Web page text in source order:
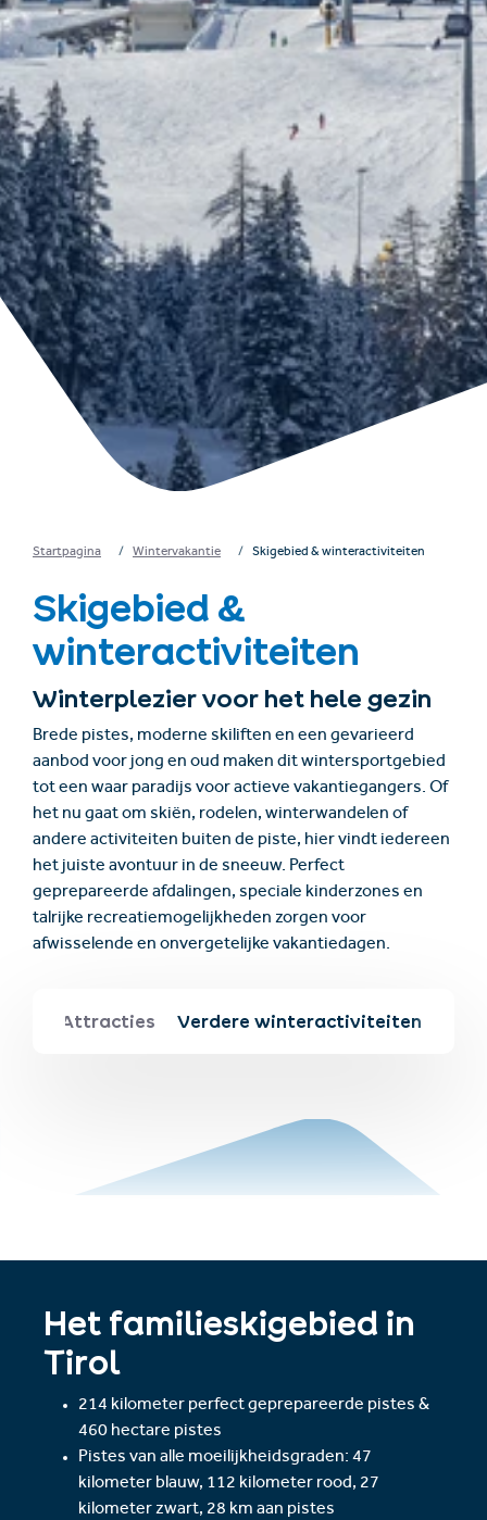
Accommodatie
vinden
Ticket- &
cadeaushop
Nederlands
+43/5476/6239
info@serfaus-fiss-ladis.at
Startpagina Wintervakantie Skigebied & winteractiviteiten
Skigebied &
winteractiviteiten
Winterplezier voor het hele gezin
Brede pistes, moderne skiliften en een gevarieerd
aanbod voor jong en oud maken dit wintersportgebied
tot een waar paradijs voor actieve vakantiegangers. Of
het nu gaat om skiën, rodelen, winterwandelen of
andere activiteiten buiten de piste, hier vindt iedereen
het juiste avontuur in de sneeuw. Perfect
geprepareerde afdalingen, speciale kinderzones en
talrijke recreatiemogelijkheden zorgen voor
afwisselende en onvergetelijke vakantiedagen.
Attracties Verdere winteractiviteiten
Het familieskigebied in
Tirol
214 kilometer perfect geprepareerde pistes &
460 hectare pistes
Pistes van alle moeilijkheidsgraden: 47
kilometer blauw, 112 kilometer rood, 27
kilometer zwart, 28 km aan pistes